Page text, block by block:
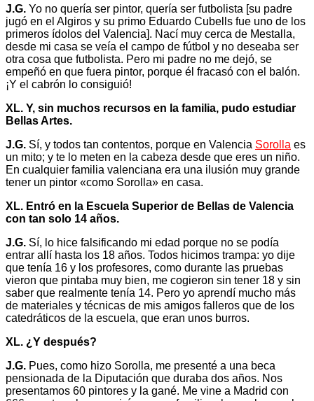
J.G. Yo no quería ser pintor, quería ser futbolista [su padre
jugó en el Algiros y su primo Eduardo Cubells fue uno de los
primeros ídolos del Valencia]. Nací muy cerca de Mestalla,
desde mi casa se veía el campo de fútbol y no deseaba ser
otra cosa que futbolista. Pero mi padre no me dejó, se
empeñó en que fuera pintor, porque él fracasó con el balón.
¡Y el cabrón lo consiguió!
XL. Y, sin muchos recursos en la familia, pudo estudiar
Bellas Artes.
J.G. Sí, y todos tan contentos, porque en Valencia Sorolla es
un mito; y te lo meten en la cabeza desde que eres un niño.
En cualquier familia valenciana era una ilusión muy grande
tener un pintor «como Sorolla» en casa.
XL. Entró en la Escuela Superior de Bellas de Valencia
con tan solo 14 años.
J.G. Sí, lo hice falsificando mi edad porque no se podía
entrar allí hasta los 18 años. Todos hicimos trampa: yo dije
que tenía 16 y los profesores, como durante las pruebas
vieron que pintaba muy bien, me cogieron sin tener 18 y sin
saber que realmente tenía 14. Pero yo aprendí mucho más
de materiales y técnicas de mis amigos falleros que de los
catedráticos de la escuela, que eran unos burros.
XL. ¿Y después?
J.G. Pues, como hizo Sorolla, me presenté a una beca
pensionada de la Diputación que duraba dos años. Nos
presentamos 60 pintores y la gané. Me vine a Madrid con